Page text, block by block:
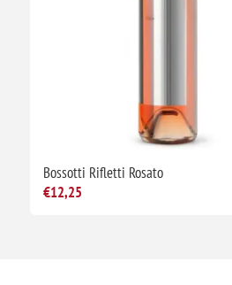
Bossotti Rifletti Rosato
€12,25